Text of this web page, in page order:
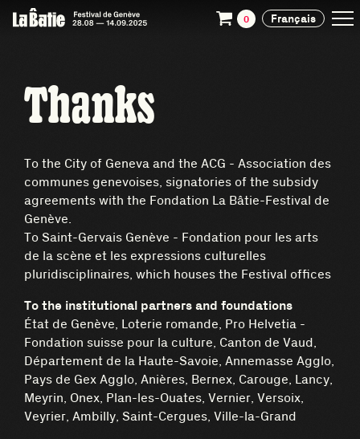
Thanks
To the City of Geneva and the ACG - Association des
communes genevoises, signatories of the subsidy
agreements with the Fondation La Bâtie-Festival de
Genève.
To Saint-Gervais Genève - Fondation pour les arts
de la scène et les expressions culturelles
pluridisciplinaires, which houses the Festival offices
To the institutional partners and foundations
État de Genève, Loterie romande, Pro Helvetia -
Fondation suisse pour la culture, Canton de Vaud,
Département de la Haute-Savoie, Annemasse Agglo,
Pays de Gex Agglo, Anières, Bernex, Carouge, Lancy,
Meyrin, Onex, Plan-les-Ouates, Vernier, Versoix,
Veyrier, Ambilly, Saint-Cergues, Ville-la-Grand
0 Français